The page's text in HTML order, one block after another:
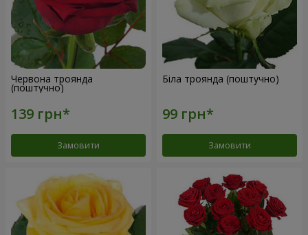
Червона троянда
(поштучно)
Замовити
Біла троянда (поштучно)
Замовити